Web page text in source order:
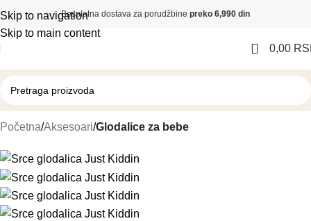
Skip to navigation
Skip to main content
Besplatna dostava za porudžbine preko 6,990 din
0,00
Početna Aksesoari Glodalice za bebe